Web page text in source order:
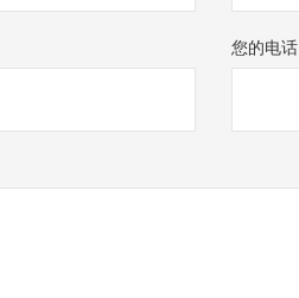
您的电话